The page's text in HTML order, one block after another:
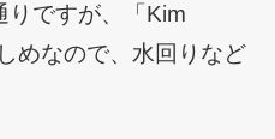
りですが、「Kim
めなので、水回りなど